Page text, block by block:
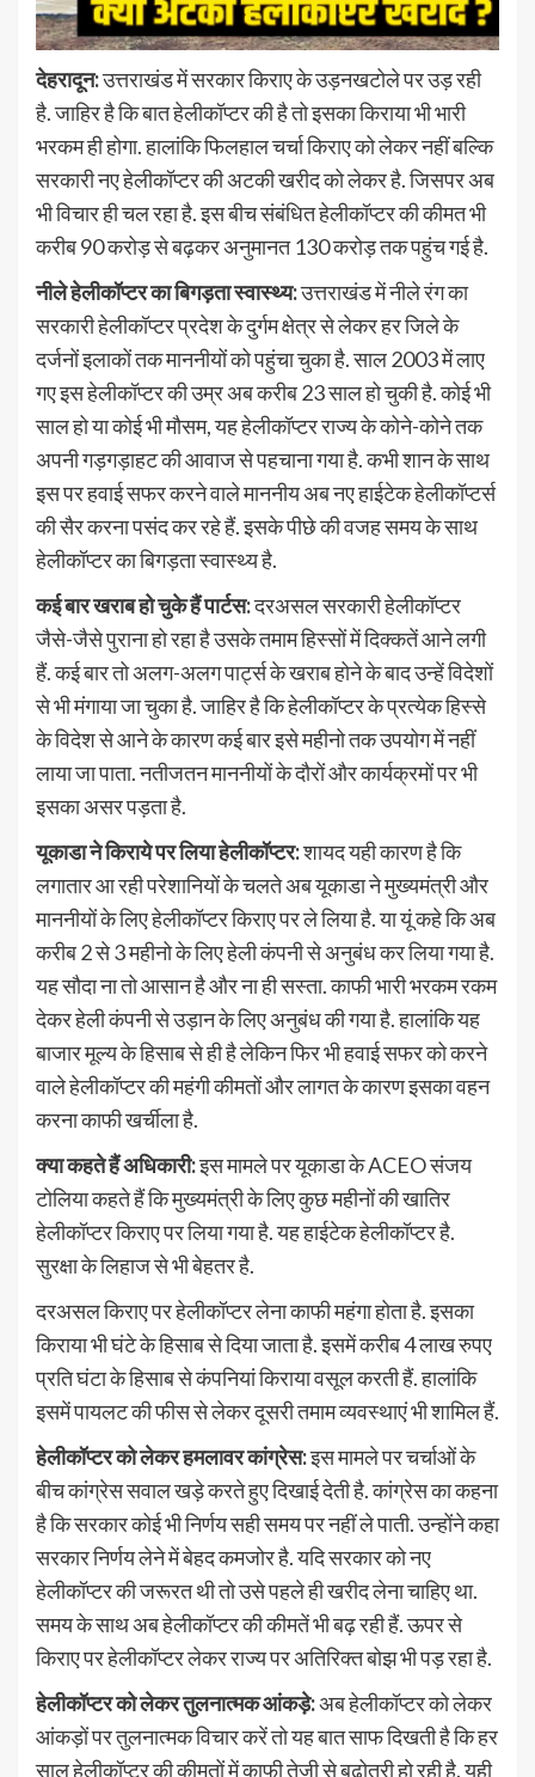
देहरादून:उत्तराखंड में सरकार किराए के उड़नखटोले पर उड़ रही
है. जाहिर है कि बात हेलीकॉप्टर की है तो इसका किराया भी भारी
भरकम ही होगा. हालांकि फिलहाल चर्चा किराए को लेकर नहीं बल्कि
सरकारी नए हेलीकॉप्टर की अटकी खरीद को लेकर है. जिसपर अब
भी विचार ही चल रहा है. इस बीच संबंधित हेलीकॉप्टर की कीमत भी
करीब 90 करोड़ से बढ़कर अनुमानत 130 करोड़ तक पहुंच गई है.
नीले हेलीकॉप्टर का बिगड़ता स्वास्थ्य:उत्तराखंड में नीले रंग का
सरकारी हेलीकॉप्टर प्रदेश के दुर्गम क्षेत्र से लेकर हर जिले के
दर्जनों इलाकों तक माननीयों को पहुंचा चुका है. साल 2003 में लाए
गए इस हेलीकॉप्टर की उम्र अब करीब 23 साल हो चुकी है. कोई भी
साल हो या कोई भी मौसम, यह हेलीकॉप्टर राज्य के कोने-कोने तक
अपनी गड़गड़ाहट की आवाज से पहचाना गया है. कभी शान के साथ
इस पर हवाई सफर करने वाले माननीय अब नए हाईटेक हेलीकॉप्टर्स
की सैर करना पसंद कर रहे हैं. इसके पीछे की वजह समय के साथ
हेलीकॉप्टर का बिगड़ता स्वास्थ्य है.
कई बार खराब हो चुके हैं पार्टस:दरअसल सरकारी हेलीकॉप्टर
जैसे-जैसे पुराना हो रहा है उसके तमाम हिस्सों में दिक्कतें आने लगी
हैं. कई बार तो अलग-अलग पार्ट्स के खराब होने के बाद उन्हें विदेशों
से भी मंगाया जा चुका है. जाहिर है कि हेलीकॉप्टर के प्रत्येक हिस्से
के विदेश से आने के कारण कई बार इसे महीनो तक उपयोग में नहीं
लाया जा पाता. नतीजतन माननीयों के दौरों और कार्यक्रमों पर भी
इसका असर पड़ता है.
यूकाडा ने किराये पर लिया हेलीकॉप्टर:शायद यही कारण है कि
लगातार आ रही परेशानियों के चलते अब यूकाडा ने मुख्यमंत्री और
माननीयों के लिए हेलीकॉप्टर किराए पर ले लिया है. या यूं कहे कि अब
करीब 2 से 3 महीनो के लिए हेली कंपनी से अनुबंध कर लिया गया है.
यह सौदा ना तो आसान है और ना ही सस्ता. काफी भारी भरकम रकम
देकर हेली कंपनी से उड़ान के लिए अनुबंध की गया है. हालांकि यह
बाजार मूल्य के हिसाब से ही है लेकिन फिर भी हवाई सफर को करने
वाले हेलीकॉप्टर की महंगी कीमतों और लागत के कारण इसका वहन
करना काफी खर्चीला है.
क्या कहते हैं अधिकारी:इस मामले पर यूकाडा के ACEO संजय
टोलिया कहते हैं कि मुख्यमंत्री के लिए कुछ महीनों की खातिर
हेलीकॉप्टर किराए पर लिया गया है. यह हाईटेक हेलीकॉप्टर है.
सुरक्षा के लिहाज से भी बेहतर है.
दरअसल किराए पर हेलीकॉप्टर लेना काफी महंगा होता है. इसका
किराया भी घंटे के हिसाब से दिया जाता है. इसमें करीब 4 लाख रुपए
प्रति घंटा के हिसाब से कंपनियां किराया वसूल करती हैं. हालांकि
इसमें पायलट की फीस से लेकर दूसरी तमाम व्यवस्थाएं भी शामिल हैं.
हेलीकॉप्टर को लेकर हमलावर कांग्रेस:इस मामले पर चर्चाओं के
बीच कांग्रेस सवाल खड़े करते हुए दिखाई देती है. कांग्रेस का कहना
है कि सरकार कोई भी निर्णय सही समय पर नहीं ले पाती. उन्होंने कहा
सरकार निर्णय लेने में बेहद कमजोर है. यदि सरकार को नए
हेलीकॉप्टर की जरूरत थी तो उसे पहले ही खरीद लेना चाहिए था.
समय के साथ अब हेलीकॉप्टर की कीमतें भी बढ़ रही हैं. ऊपर से
किराए पर हेलीकॉप्टर लेकर राज्य पर अतिरिक्त बोझ भी पड़ रहा है.
हेलीकॉप्टर को लेकर तुलनात्मक आंकड़े:अब हेलीकॉप्टर को लेकर
आंकड़ों पर तुलनात्मक विचार करें तो यह बात साफ दिखती है कि हर
साल हेलीकॉप्टर की कीमतों में काफी तेजी से बढ़ोतरी हो रही है. यही